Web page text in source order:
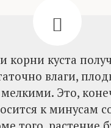
корни куста
влаги,
Это,
к минусам